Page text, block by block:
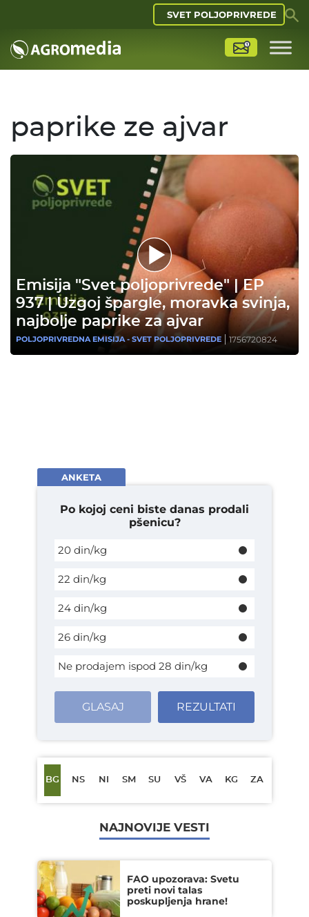
SVET POLJOPRIVREDE
paprike ze ajvar
Emisija "Svet poljoprivrede" | EP
937 | Uzgoj špargle, moravka svinja,
najbolje paprike za ajvar
POLJOPRIVREDNA EMISIJA - SVET POLJOPRIVREDE 1756720824
ANKETA
Po kojoj ceni biste danas prodali
pšenicu?
20 din/kg
22 din/kg
24 din/kg
26 din/kg
Ne prodajem ispod 28 din/kg
GLASAJ REZULTATI
BG NS NI SM SU VŠ VA KG ZA
NAJNOVIJE VESTI
FAO upozorava: Svetu
preti novi talas
poskupljenja hrane!